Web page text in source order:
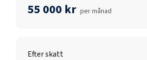
55 000 kr per månad
Efter skatt